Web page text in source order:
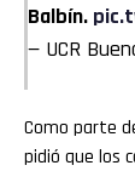
Balbín.
— UCR
Como parte
pidió que los